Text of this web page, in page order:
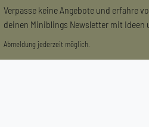
Verpasse keine Angebote und erfahre
deinen Miniblings Newsletter mit Ideen
Abmeldung jederzeit möglich.